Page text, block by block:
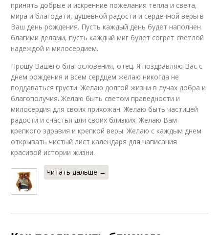
принять добрые и искренние пожелания тепла и света,
мира и благодати, душевной радости и сердечной веры в
Ваш день рождения. Пусть каждый день будет наполнен
благими делами, пусть каждый миг будет согрет светлой
надеждой и милосердием.
Прошу Вашего благословения, отец. Я поздравляю Вас с
днем рождения и всем сердцем желаю никогда не
поддаваться грусти. Желаю долгой жизни в лучах добра и
благополучия. Желаю быть светом праведности и
милосердия для своих прихожан. Желаю быть частицей
радости и счастья для своих близких. Желаю Вам
крепкого здравия и крепкой веры. Желаю с каждым днем
открывать чистый лист календаря для написания
красивой истории жизни.
Читать дальше →